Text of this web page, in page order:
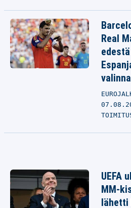
Real
UEFA
MM-
lähetti